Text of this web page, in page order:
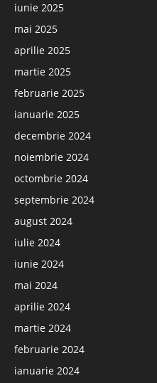
iunie 2025
mai 2025
aprilie 2025
martie 2025
februarie 2025
ianuarie 2025
decembrie 2024
noiembrie 2024
octombrie 2024
septembrie 2024
august 2024
iulie 2024
iunie 2024
mai 2024
aprilie 2024
martie 2024
februarie 2024
ianuarie 2024